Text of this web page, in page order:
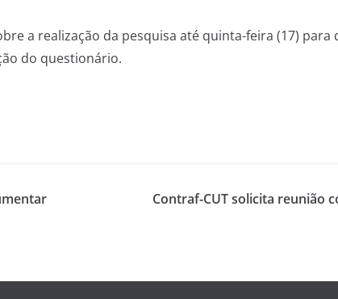
a realização da pesquisa até quinta-feira (17)
do questionário.
Contraf-CUT solicita reunião